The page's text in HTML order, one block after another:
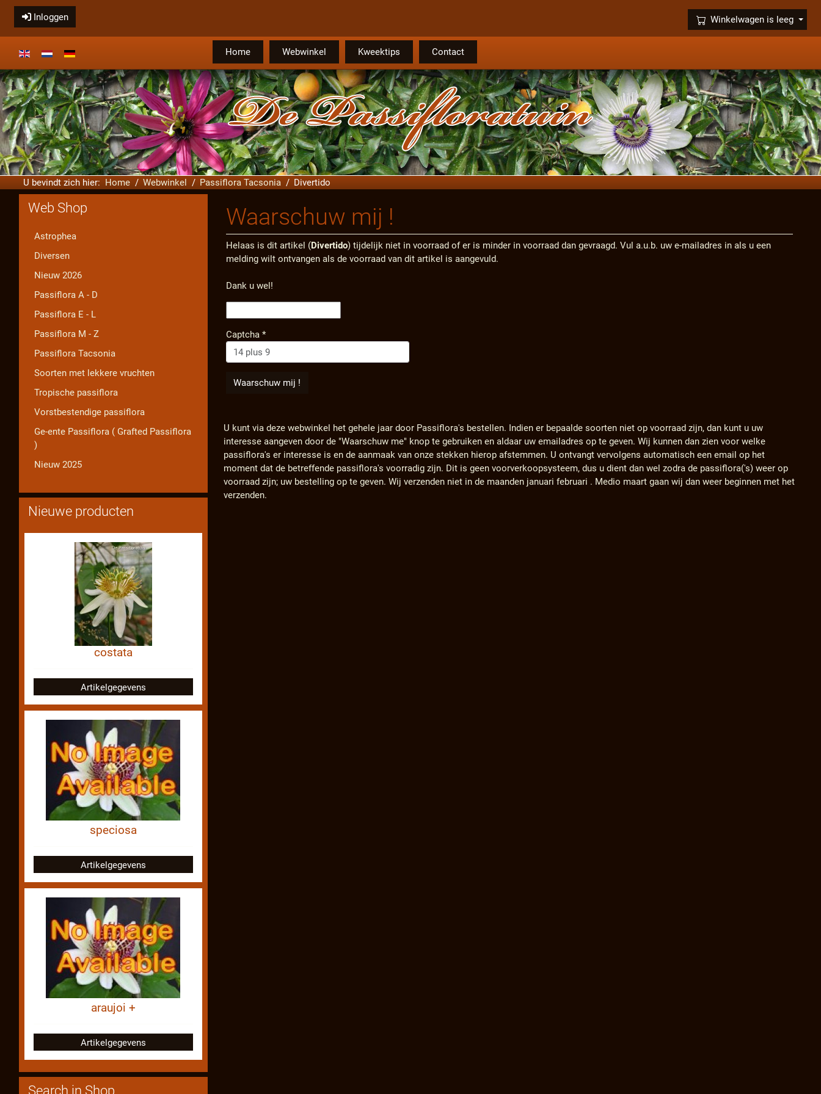
Inloggen Winkelwagen is leeg
×
Selecteer de taal Home Webwinkel Kweektips Contact
U bevindt zich hier: Home Webwinkel Passiflora Tacsonia Divertido
Waarschuw mij !
Helaas is dit artikel (Divertido) tijdelijk niet in voorraad of er is minder in voorraad dan gevraagd. Vul a.u.b. uw e-mailadres in als u een
melding wilt ontvangen als de voorraad van dit artikel is aangevuld.
Dank u wel!
Captcha*
U kunt via deze webwinkel het gehele jaar door Passiflora's bestellen. Indien er bepaalde soorten niet op voorraad zijn, dan kunt u uw
interesse aangeven door de "Waarschuw me" knop te gebruiken en aldaar uw emailadres op te geven. Wij kunnen dan zien voor welke
passiflora's er interesse is en de aanmaak van onze stekken hierop afstemmen. U ontvangt vervolgens automatisch een email op het
moment dat de betreffende passiflora's voorradig zijn. Dit is geen voorverkoopsysteem, dus u dient dan wel zodra de passiflora('s) weer op
voorraad zijn; uw bestelling op te geven. Wij verzenden niet in de maanden januari februari . Medio maart gaan wij dan weer beginnen met het
verzenden.
Web Shop
Astrophea
Diversen
Nieuw 2026
Passiflora A - D
Passiflora E - L
Passiflora M - Z
Passiflora Tacsonia
Soorten met lekkere vruchten
Tropische passiflora
Vorstbestendige passiflora
Ge-ente Passiflora ( Grafted Passiflora
)
Nieuw 2025
Nieuwe producten
costata
Artikelgegevens
speciosa
Artikelgegevens
araujoi +
Artikelgegevens
Search in Shop